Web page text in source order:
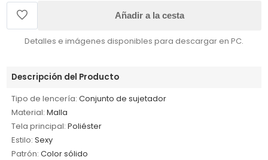
Añadir a la cesta
Detalles e imágenes disponibles para descargar en PC.
Descripción del Producto
Tipo de lencería: Conjunto de sujetador
Material: Malla
Tela principal: Poliéster
Estilo: Sexy
Patrón: Color sólido